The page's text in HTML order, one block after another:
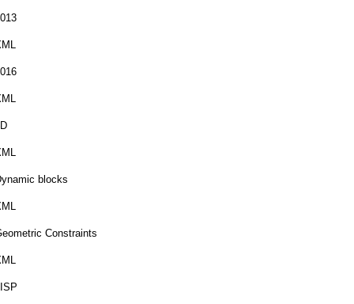
blocks
Constraints
LISP